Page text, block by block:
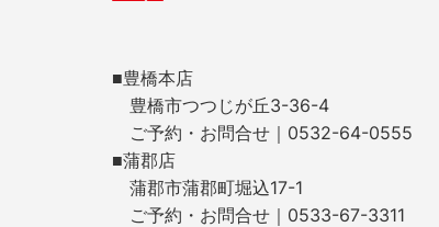
■豊橋本店
豊橋市つつじが丘3-36-4
ご予約・お問合せ｜0532-64-0555
■蒲郡店
蒲郡市蒲郡町堀込17-1
ご予約・お問合せ｜0533-67-3311